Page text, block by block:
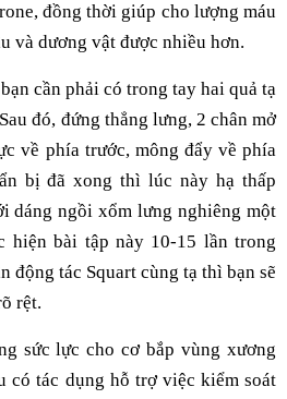
đồng thời giúp cho lượng máu
và dương vật được nhiều hơn.
cần phải có trong tay hai quả tạ
đó, đứng thẳng lưng, 2 chân mở
về phía trước, mông đẩy về phía
bị đã xong thì lúc này hạ thấp
dáng ngồi xổm lưng nghiêng một
hiện bài tập này 10-15 lần trong
động tác Squart cùng tạ thì bạn sẽ
rệt.
sức lực cho cơ bắp vùng xương
có tác dụng hỗ trợ việc kiểm soát